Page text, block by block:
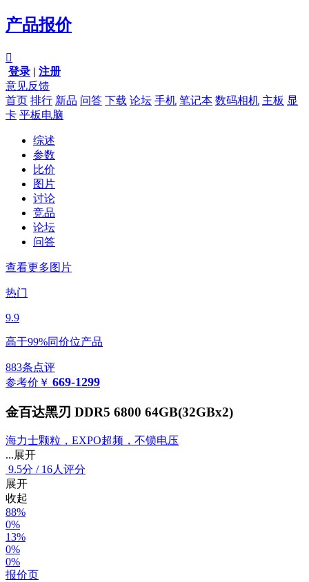
产品报价

登录 | 注册
意见反馈
首页 排行 新品 问答 下载 论坛 手机 笔记本 数码相机 主板 显
卡 平板电脑
综述
参数
比价
图片
讨论
竞品
论坛
问答
查看更多图片
热门
9.9
高于99%同价位产品
883条点评
参考价 ￥ 669-1299
金百达黑刃 DDR5 6800 64GB(32GBx2)
海力士颗粒，EXPO超频，不锁电压
...展开
9.5分 / 16人评分
展开
收起
88%
0%
13%
0%
0%
报价页